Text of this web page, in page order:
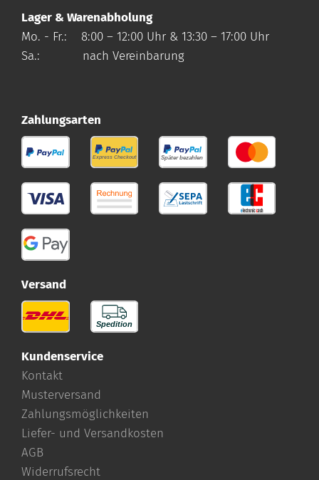
Lager & Warenabholung
Mo. - Fr.: 8:00 – 12:00 Uhr & 13:30 – 17:00 Uhr
Sa.: nach Vereinbarung
Zahlungsarten
Versand
Kundenservice
Kontakt
Musterversand
Zahlungsmöglichkeiten
Liefer- und Versandkosten
AGB
Widerrufsrecht